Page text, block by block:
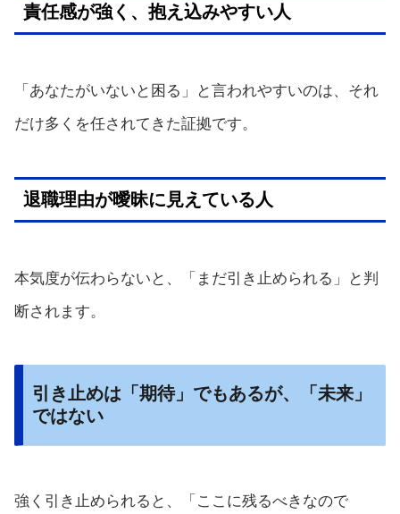
責任感が強く、抱え込みやすい人
「あなたがいないと困る」と言われやすいのは、それ
だけ多くを任されてきた証拠です。
退職理由が曖昧に見えている人
本気度が伝わらないと、「まだ引き止められる」と判
断されます。
引き止めは「期待」でもあるが、「未来」
ではない
強く引き止められると、「ここに残るべきなので